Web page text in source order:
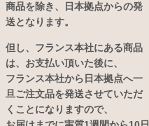
商品を除き、日本拠点からの発
送となります。
但し、フランス本社にある商品
は、お支払い頂いた後に、
フランス本社から日本拠点へ一
旦ご注文品を発送させていただ
くことになりますので、